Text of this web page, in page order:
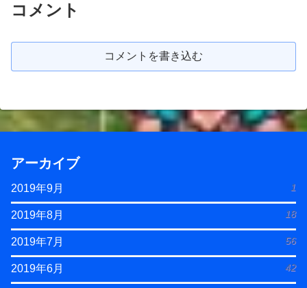
コメント
コメントを書き込む
アーカイブ
2019年9月 1
2019年8月 18
2019年7月 56
2019年6月 42